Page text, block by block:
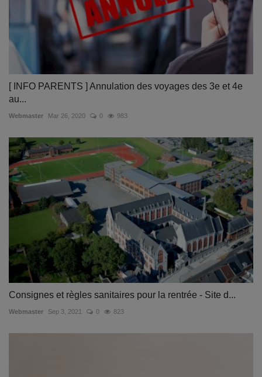
[ INFO PARENTS ] Annulation des voyages des 3e et 4e
au...
Webmaster Mar 26, 2020 0 983
Consignes et règles sanitaires pour la rentrée - Site d...
Webmaster Sep 3, 2021 0 823